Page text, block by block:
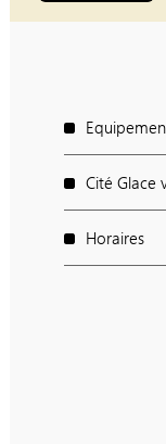
Equipement sportif
Cité Glace
Horaires